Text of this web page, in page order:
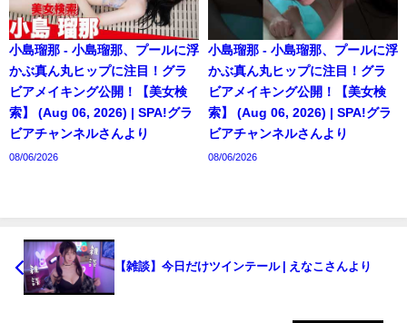
小島瑠那 - 小島瑠那、プールに浮
かぶ真ん丸ヒップに注目！グラ
ビアメイキング公開！【美女検
索】 (Aug 06, 2026) | SPA!グラ
ビアチャンネルさんより
08/06/2026
小島瑠那 - 小島瑠那、プールに浮
かぶ真ん丸ヒップに注目！グラ
ビアメイキング公開！【美女検
索】 (Aug 06, 2026) | SPA!グラ
ビアチャンネルさんより
08/06/2026
【雑談】今日だけツインテール | えなこさんより